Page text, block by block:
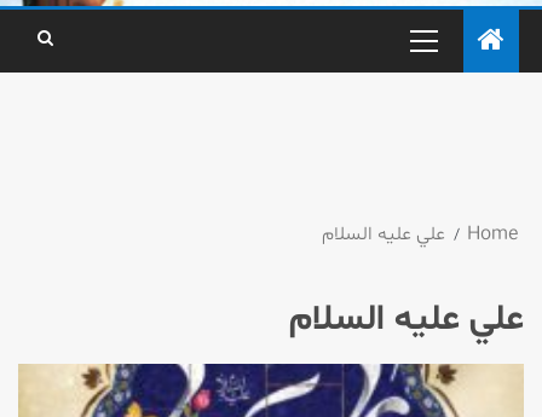
Home علي عليه السلام
علي عليه السلام